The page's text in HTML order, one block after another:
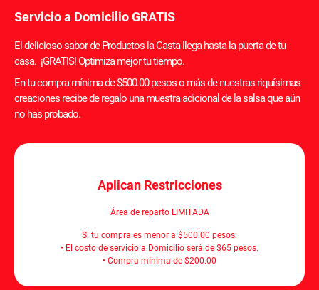
Servicio a Domicilio GRATIS
El delicioso sabor de Productos la Casta llega hasta la puerta de tu
casa. ¡GRATIS! Optimiza mejor tu tiempo.
En tu compra mínima de $500.00 pesos o más de nuestras riquísimas
creaciones recibe de regalo una muestra adicional de la salsa que aún
no has probado.
Aplican Restricciones
Área de reparto LIMITADA
Si tu compra es menor a $500.00 pesos:
• El costo de servicio a Domicilio será de $65 pesos.
• Compra mínima de $200.00